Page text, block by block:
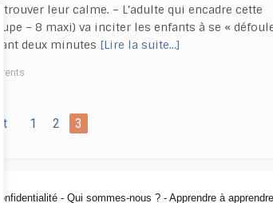
leur calme. – L’adulte qui encadre cette
– 8 maxi) va inciter les enfants à se «
deux minutes [Lire la suite…]
1 2 3
- Qui sommes-nous ? - Apprendre à